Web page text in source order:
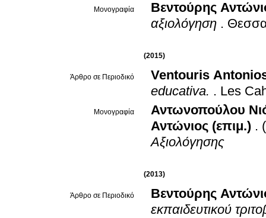
Μονογραφία
Βεντούρης
αξιολόγηση .
(2015)
Άρθρο σε Περιοδικό
Ventouris
educativa. . Les
Μονογραφία
Αντωνοπούλου
Αντώνιος (επιμ.) .
Αξιολόγησης
(2013)
Άρθρο σε Περιοδικό
Βεντούρης
εκπαιδευτικού